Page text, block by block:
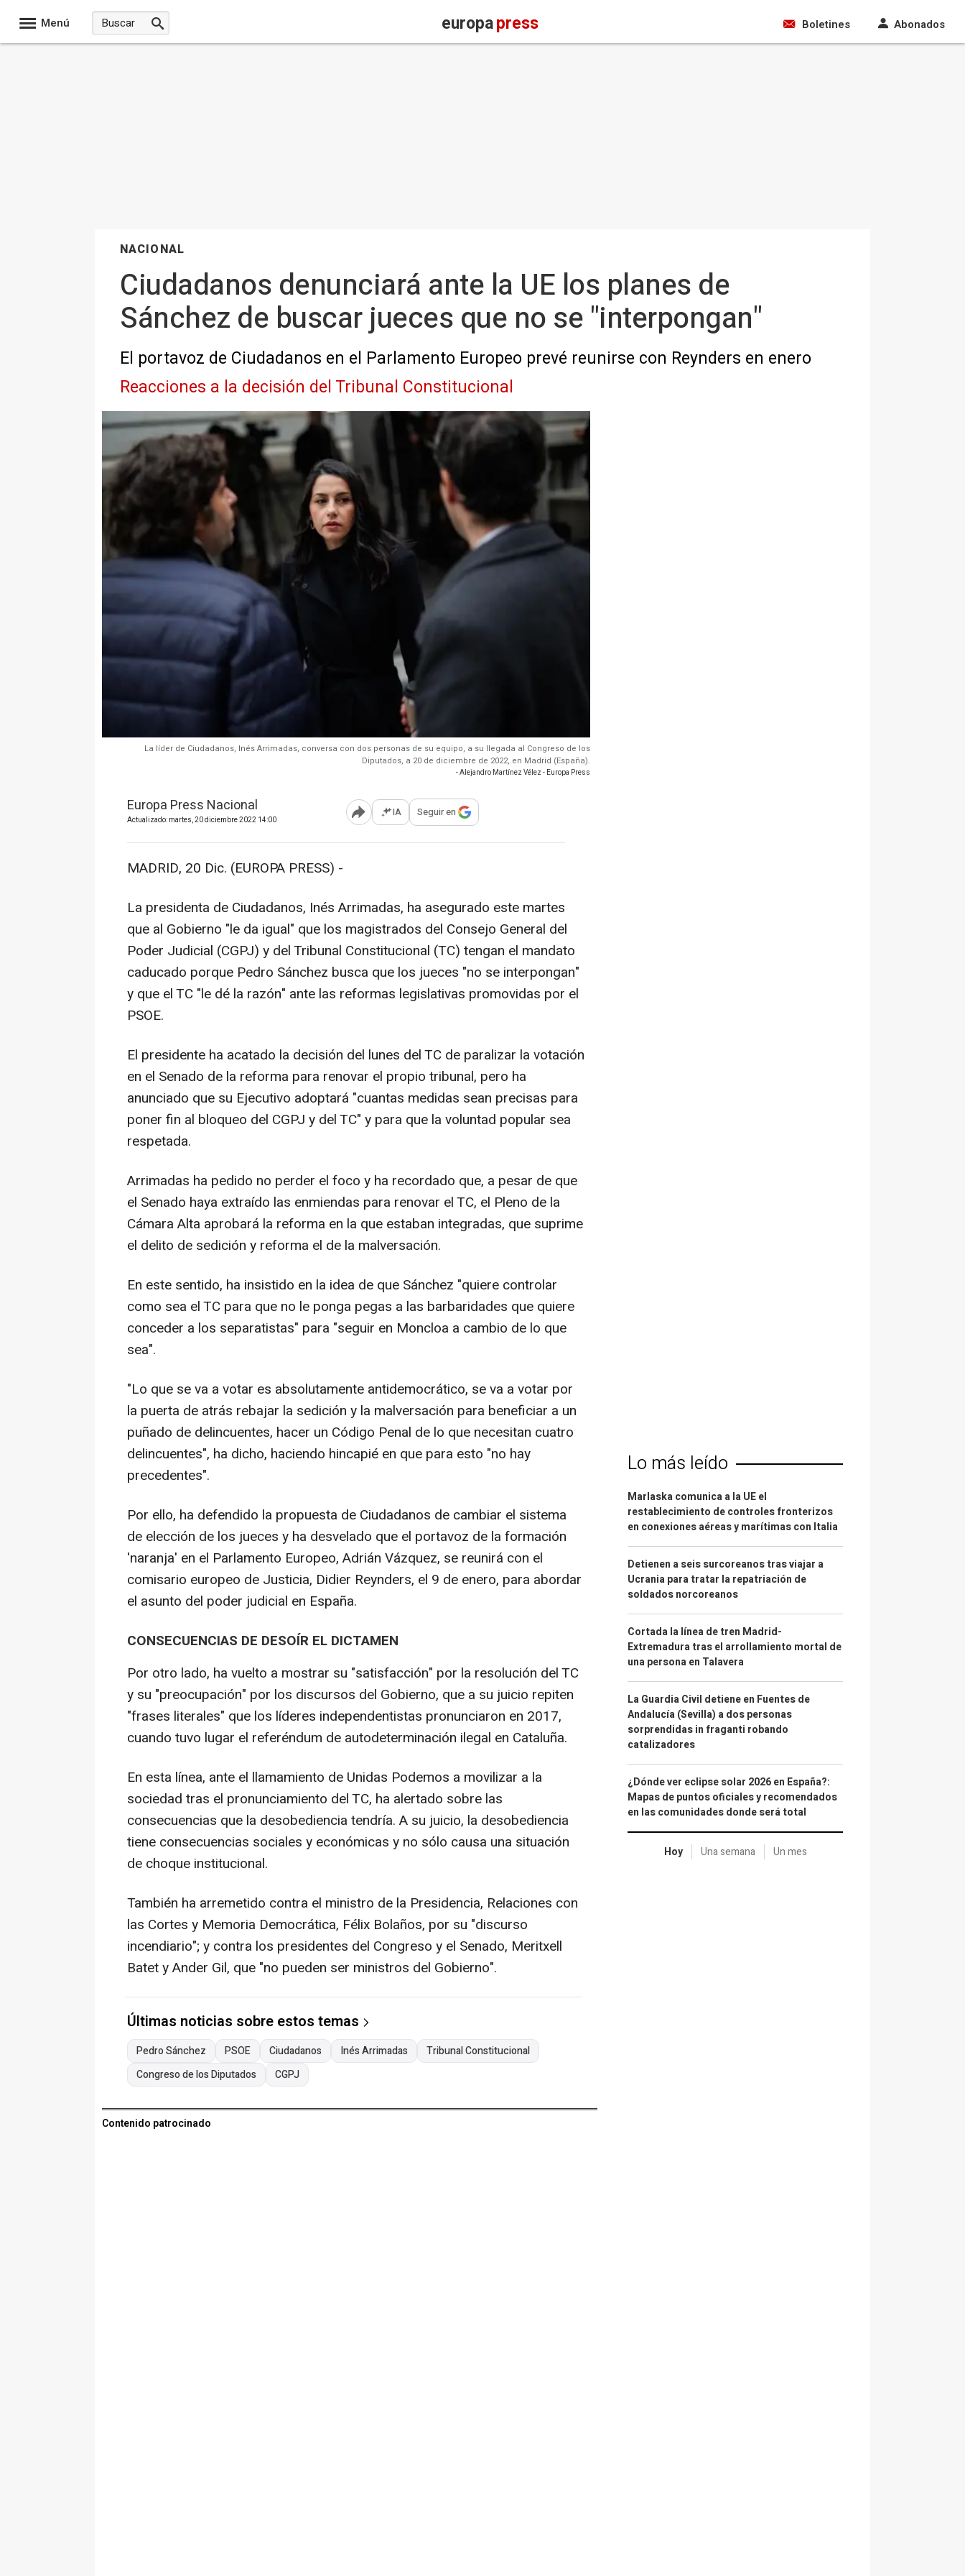
Menú europapress Boletines Abonados
NACIONAL
Ciudadanos denunciará ante la UE los planes de
Sánchez de buscar jueces que no se "interpongan"
El portavoz de Ciudadanos en el Parlamento Europeo prevé reunirse con Reynders en enero
Reacciones a la decisión del Tribunal Constitucional
La líder de Ciudadanos, Inés Arrimadas, conversa con dos personas de su equipo, a su llegada al Congreso de los
Diputados, a 20 de diciembre de 2022, en Madrid (España).
- Alejandro Martínez Vélez - Europa Press
Europa Press Nacional
Actualizado: martes, 20 diciembre 2022 14:00 Abrir opciones para compartir
IA Seguir en
MADRID, 20 Dic. (EUROPA PRESS) -
La presidenta de Ciudadanos, Inés Arrimadas, ha asegurado este martes
que al Gobierno "le da igual" que los magistrados del Consejo General del
Poder Judicial (CGPJ) y del Tribunal Constitucional (TC) tengan el mandato
caducado porque Pedro Sánchez busca que los jueces "no se interpongan"
y que el TC "le dé la razón" ante las reformas legislativas promovidas por el
PSOE.
El presidente ha acatado la decisión del lunes del TC de paralizar la votación
en el Senado de la reforma para renovar el propio tribunal, pero ha
anunciado que su Ejecutivo adoptará "cuantas medidas sean precisas para
poner fin al bloqueo del CGPJ y del TC" y para que la voluntad popular sea
respetada.
Arrimadas ha pedido no perder el foco y ha recordado que, a pesar de que
el Senado haya extraído las enmiendas para renovar el TC, el Pleno de la
Cámara Alta aprobará la reforma en la que estaban integradas, que suprime
el delito de sedición y reforma el de la malversación.
En este sentido, ha insistido en la idea de que Sánchez "quiere controlar
como sea el TC para que no le ponga pegas a las barbaridades que quiere
conceder a los separatistas" para "seguir en Moncloa a cambio de lo que
sea".
"Lo que se va a votar es absolutamente antidemocrático, se va a votar por
la puerta de atrás rebajar la sedición y la malversación para beneficiar a un
puñado de delincuentes, hacer un Código Penal de lo que necesitan cuatro
delincuentes", ha dicho, haciendo hincapié en que para esto "no hay
precedentes".
Por ello, ha defendido la propuesta de Ciudadanos de cambiar el sistema
de elección de los jueces y ha desvelado que el portavoz de la formación
'naranja' en el Parlamento Europeo, Adrián Vázquez, se reunirá con el
comisario europeo de Justicia, Didier Reynders, el 9 de enero, para abordar
el asunto del poder judicial en España.
CONSECUENCIAS DE DESOÍR EL DICTAMEN
Por otro lado, ha vuelto a mostrar su "satisfacción" por la resolución del TC
y su "preocupación" por los discursos del Gobierno, que a su juicio repiten
"frases literales" que los líderes independentistas pronunciaron en 2017,
cuando tuvo lugar el referéndum de autodeterminación ilegal en Cataluña.
En esta línea, ante el llamamiento de Unidas Podemos a movilizar a la
sociedad tras el pronunciamiento del TC, ha alertado sobre las
consecuencias que la desobediencia tendría. A su juicio, la desobediencia
tiene consecuencias sociales y económicas y no sólo causa una situación
de choque institucional.
También ha arremetido contra el ministro de la Presidencia, Relaciones con
las Cortes y Memoria Democrática, Félix Bolaños, por su "discurso
incendiario"; y contra los presidentes del Congreso y el Senado, Meritxell
Batet y Ander Gil, que "no pueden ser ministros del Gobierno".
Últimas noticias sobre estos temas
Pedro Sánchez PSOE Ciudadanos Inés Arrimadas
Tribunal Constitucional
Congreso de los Diputados
CGPJ
Contenido patrocinado
Lo más leído
Marlaska comunica a la UE el
restablecimiento de controles fronterizos
en conexiones aéreas y marítimas con Italia
Detienen a seis surcoreanos tras viajar a
Ucrania para tratar la repatriación de
soldados norcoreanos
Cortada la línea de tren Madrid-
Extremadura tras el arrollamiento mortal de
una persona en Talavera
La Guardia Civil detiene en Fuentes de
Andalucía (Sevilla) a dos personas
sorprendidas in fraganti robando
catalizadores
¿Dónde ver eclipse solar 2026 en España?:
Mapas de puntos oficiales y recomendados
en las comunidades donde será total
Hoy Una semana Un mes